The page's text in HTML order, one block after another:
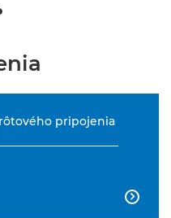
pripojenia
